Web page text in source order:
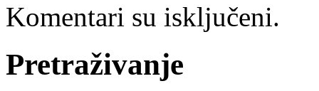
Komentari su isključeni.
Pretraživanje